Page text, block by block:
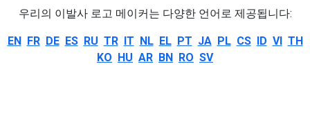
우리의 이발사 로고 메이커는 다양한 언어로 제공됩니다:
EN FR DE ES RU TR IT NL EL PT JA PL CS ID VI TH
KO HU AR BN RO SV